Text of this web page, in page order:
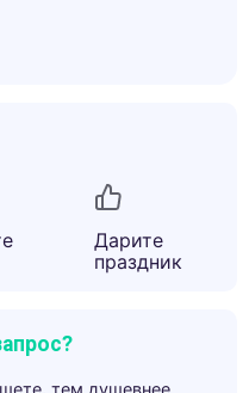
Дарите
праздник
тем душевнее